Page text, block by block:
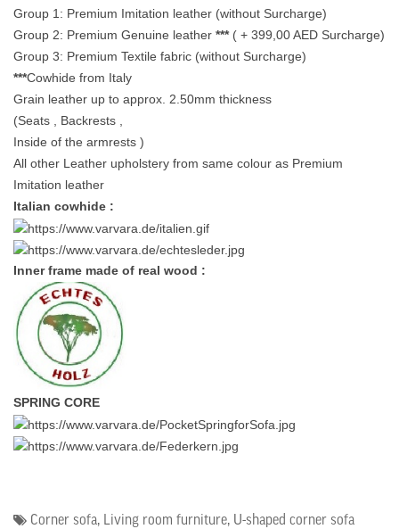
Group 1: Premium Imitation leather (without Surcharge)
Group 2: Premium Genuine leather ***( + 399,00 AED Surcharge)
Group 3: Premium Textile fabric (without Surcharge)
***Cowhide from Italy
Grain leather up to approx. 2.50mm thickness
(Seats , Backrests ,
Inside of the armrests )
All other Leather upholstery from same colour as Premium
Imitation leather
Italian cowhide :
Inner frame made of real wood :
SPRING CORE
Corner sofa, Living room furniture, U-shaped corner sofa